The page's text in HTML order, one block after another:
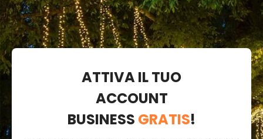
ATTIVA IL TUO
ACCOUNT
BUSINESS GRATIS!